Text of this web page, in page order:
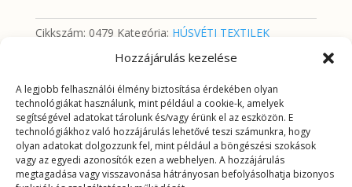
Hozzájárulás kezelése
A legjobb felhasználói élmény biztosítása érdekében olyan
technológiákat használunk, mint például a cookie-k, amelyek
segítségével adatokat tárolunk és/vagy érünk el az eszközön. E
technológiákhoz való hozzájárulás lehetővé teszi számunkra, hogy
olyan adatokat dolgozzunk fel, mint például a böngészési szokások
vagy az egyedi azonosítók ezen a webhelyen. A hozzájárulás
megtagadása vagy visszavonása hátrányosan befolyásolhatja bizonyos
Easter
Cikkszám: 0479 Kategória: HÚSVÉTI TEXTILEK
További információk
További információk